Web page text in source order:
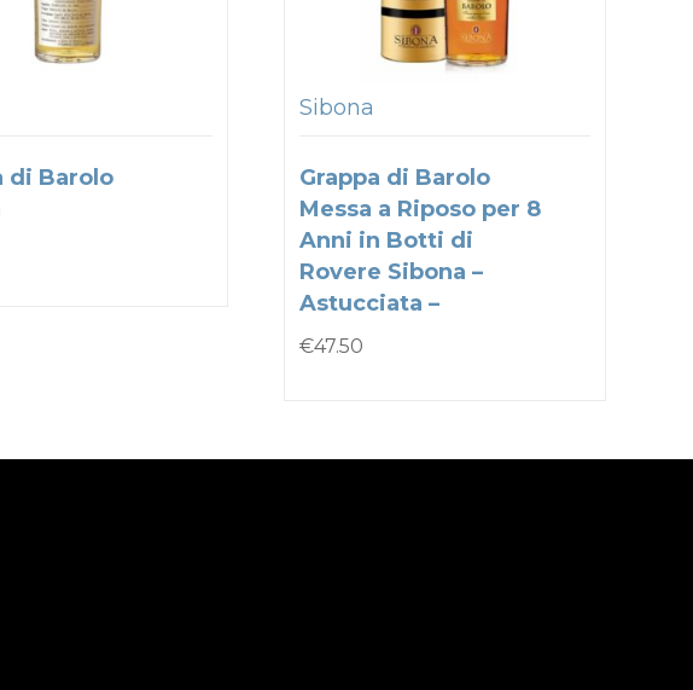
di Barolo
Sibona
Grappa di Barolo
Messa a Riposo per 8
Anni in Botti di
Rovere Sibona –
Astucciata –
€47.50